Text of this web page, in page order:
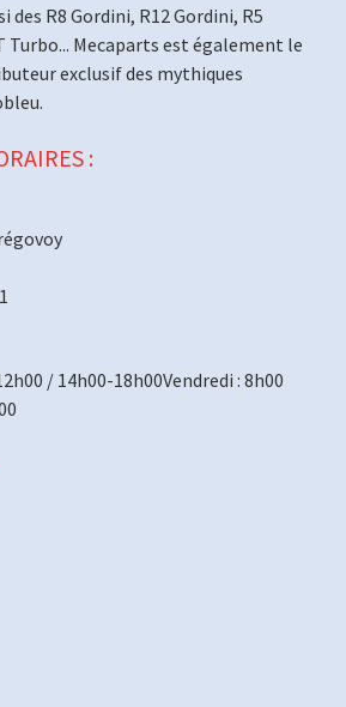
des R8 Gordini, R12 Gordini, R5
Turbo... Mecaparts est également le
exclusif des mythiques
:
/ 14h00-18h00Vendredi : 8h00